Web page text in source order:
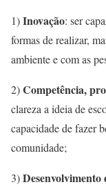
1)Inovação: ser
formas de realizar,
ambiente e com as
2)Competência,
clareza a ideia de
capacidade de fazer
comunidade;
3)